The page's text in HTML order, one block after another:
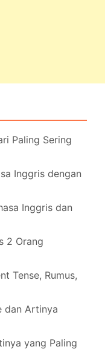
Paling Sering
Inggris dengan
Inggris dan
2 Orang
Tense, Rumus,
dan Artinya
yang Paling